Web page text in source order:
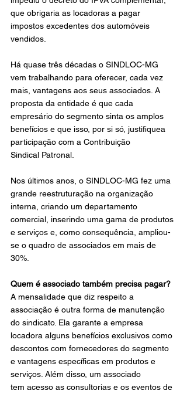
que obrigaria as locadoras a pagar
impostos excedentes dos automóveis
vendidos.
Há quase três décadas o SINDLOC-MG
vem trabalhando para oferecer, cada vez
mais, vantagens aos seus associados. A
proposta da entidade é que cada
empresário do segmento sinta os amplos
benefícios e que isso, por si só, justifiquea
participação com a Contribuição
Sindical Patronal.
Nos últimos anos, o SINDLOC-MG fez uma
grande reestruturação na organização
interna, criando um departamento
comercial, inserindo uma gama de produtos
e serviços e, como consequência, ampliou-
se o quadro de associados em mais de
30%.
Quem é associado também precisa pagar?
A mensalidade que diz respeito a
associação é outra forma de manutenção
do sindicato. Ela garante a empresa
locadora alguns benefícios exclusivos como
descontos com fornecedores do segmento
e vantagens específicas em produtos e
serviços. Além disso, um associado
tem acesso as consultorias e os eventos de